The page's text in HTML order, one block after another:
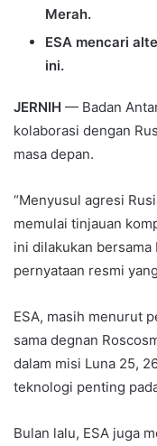
Merah.
ESA mencari
ini.
JERNIH — Badan
kolaborasi dengan
masa depan.
“Menyusul agresi
memulai tinjauan
ini dilakukan bersama
pernyataan resmi
ESA, masih menurut
sama degnan
dalam misi Luna 25,
teknologi penting
Bulan lalu, ESA juga